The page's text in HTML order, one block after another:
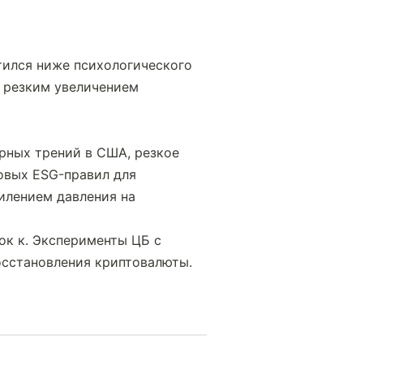
ниже психологического
увеличением
трений в США, резкое
ESG-правил для
давления на
к. Эксперименты ЦБ с
криптовалюты.